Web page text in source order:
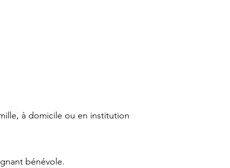
à domicile ou en institution
bénévole.